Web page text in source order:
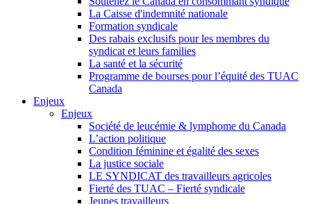
La Caisse d'indemnité nationale
Formation syndicale
Des rabais exclusifs pour les membres du
syndicat et leurs families
La santé et la sécurité
Programme de bourses pour l’équité des TUAC
Canada
Enjeux
Enjeux
Société de leucémie & lymphome du Canada
L’action politique
Condition féminine et égalité des sexes
La justice sociale
LE SYNDICAT des travailleurs agricoles
Fierté des TUAC – Fierté syndicale
Jeunes travailleurs